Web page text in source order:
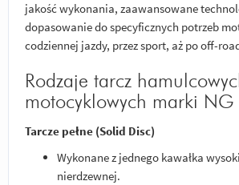
jakość wykonania, zaawansowane
dopasowanie do specyficznych potrzeb
codziennej jazdy, przez sport, aż po off-
Rodzaje tarcz
motocyklowych marki NG
Tarcze pełne (Solid Disc)
Wykonane z jednego kawałka
nierdzewnej.